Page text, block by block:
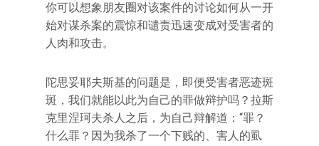
你可以想象朋友圈对该案件的讨论如何从一开
始对谋杀案的震惊和谴责迅速变成对受害者的
人肉和攻击。
陀思妥耶夫斯基的问题是，即便受害者恶迹斑
斑，我们就能以此为自己的罪做辩护吗？拉斯
克里涅珂夫杀人之后，为自己辩解道：“罪？
什么罪？因为我杀了一个下贱的、害人的虱